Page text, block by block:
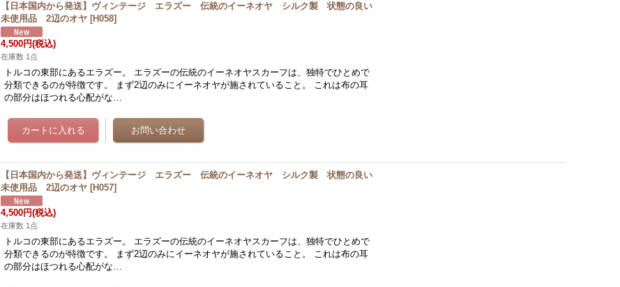
【日本国内から発送】ヴィンテージ エラズー 伝統のイーネオヤ シルク製 状態の良い
未使用品 2辺のオヤ [H058]
4,500円(税込)
在庫数 1点
トルコの東部にあるエラズー。 エラズーの伝統のイーネオヤスカーフは、独特でひとめで
分類できるのが特徴です。 まず2辺のみにイーネオヤが施されていること。 これは布の耳
の部分はほつれる心配がな…
【日本国内から発送】ヴィンテージ エラズー 伝統のイーネオヤ シルク製 状態の良い
未使用品 2辺のオヤ [H057]
4,500円(税込)
在庫数 1点
トルコの東部にあるエラズー。 エラズーの伝統のイーネオヤスカーフは、独特でひとめで
分類できるのが特徴です。 まず2辺のみにイーネオヤが施されていること。 これは布の耳
の部分はほつれる心配がな…